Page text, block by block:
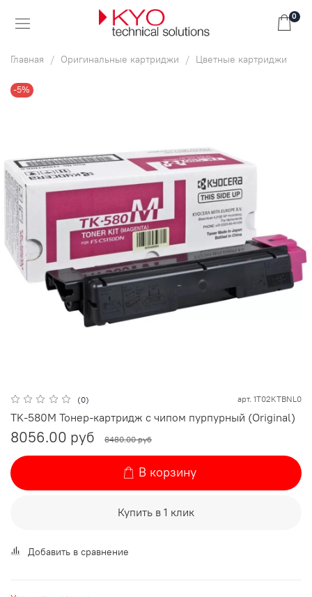
0
Главная Оригинальные картриджи Цветные картриджи
-5%
(0) арт. 1T02KTBNL0
TK-580M Тонер-картридж с чипом пурпурный (Original)
8056.00 руб 8480.00 руб
В корзину
Купить в 1 клик
Добавить в сравнение